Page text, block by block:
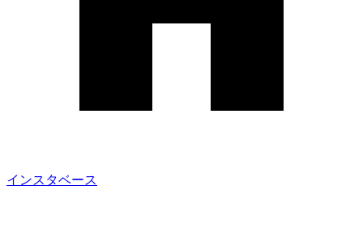
インスタベース